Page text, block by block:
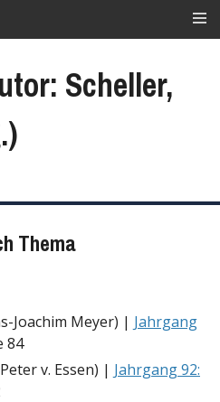
Scheller,
Thema
Joachim Meyer) | Jahrgang
84
v. Essen) | Jahrgang 92: